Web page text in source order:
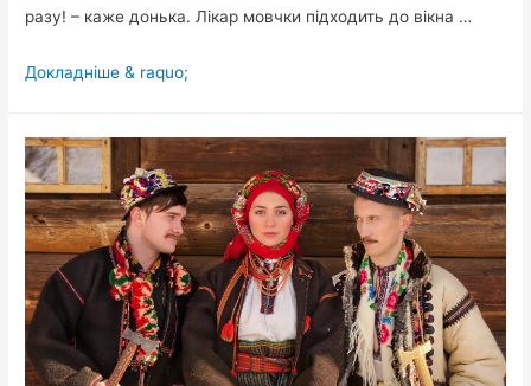
разу! – каже донька. Лікар мовчки підходить до вікна …
Мама
18-
річну
доньку
до
лікаря…
Докладніше & raquo;